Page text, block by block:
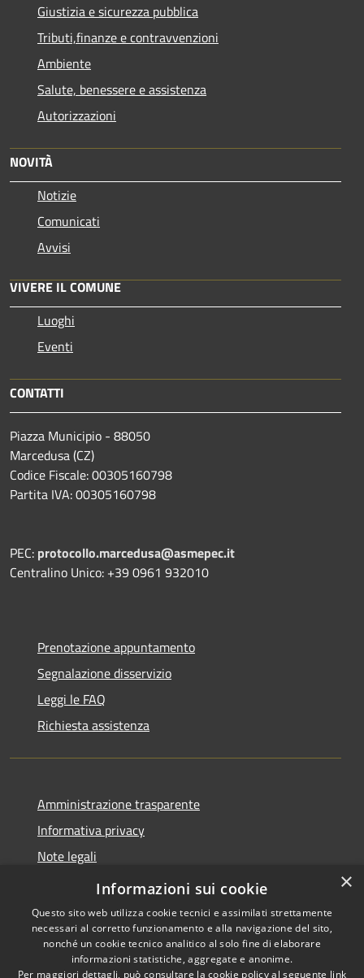
Giustizia e sicurezza pubblica
Tributi,finanze e contravvenzioni
Ambiente
Salute, benessere e assistenza
Autorizzazioni
NOVITÀ
Notizie
Comunicati
Avvisi
VIVERE IL COMUNE
Luoghi
Eventi
CONTATTI
Piazza Municipio - 88050
Marcedusa (CZ)
Codice Fiscale: 00305160798
Partita IVA: 00305160798
PEC: protocollo.marcedusa@asmepec.it
Centralino Unico: +39 0961 932010
Prenotazione appuntamento
Segnalazione disservizio
Leggi le FAQ
Richiesta assistenza
Amministrazione trasparente
Informativa privacy
Note legali
Dichiarazione di accessibilità
Copyright © 2026 • Comune di
×
Informazioni sui cookie
Questo sito web utilizza cookie tecnici e assimilati strettamente
necessari al corretto funzionamento e alla navigazione del sito,
nonché un cookie tecnico analitico al solo fine di elaborare
informazioni statistiche, aggregate e anonime.
Per maggiori dettagli, può consultare la cookie policy al seguente link